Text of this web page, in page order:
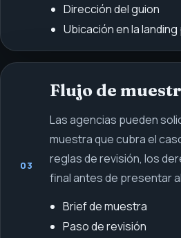
Dirección del guion
Ubicación en la
03
Flujo de
Las agencias pueden
muestra que cubra el
reglas de revisión, los
final antes de presentar
Brief de muestra
Paso de revisión